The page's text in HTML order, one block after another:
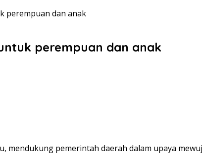
perempuan dan anak
perempuan dan anak
mendukung pemerintah daerah dalam upaya